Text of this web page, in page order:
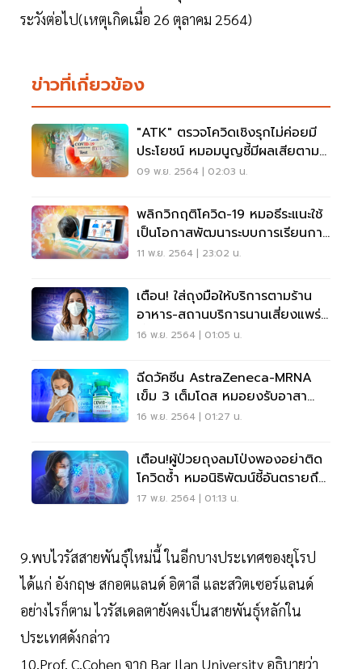
ระวังต่อไป(เหตุเกิดเมื่อ 26 ตุลาคม 2564)
ข่าวที่เกี่ยวข้อง
"ATK" ตรวจโควิดเชิงรุกไม่ค่อยมี
ประโยชน์ หมอมนูญชี้มีผลเสียตาม
มามากกว่า
09 พ.ย. 2564 | 02:03 น.
พลิกวิกฤติโควิด-19 หมอธีระแนะใช้
เป็นโอกาสพัฒนาระบบการเรียนการ
สอน
11 พ.ย. 2564 | 23:02 น.
เตือน! ใส่ถุงมือให้บริการตามร้าน
อาหาร-สถานบริการนานเสี่ยงแพร่
เชื้อโควิด
16 พ.ย. 2564 | 01:05 น.
ฉีดวัคซีน AstraZeneca-MRNA
เข็ม 3 เต็มโดส หมอยงรับอาสา
สมัครที่ฉีดแบบไขว้
16 พ.ย. 2564 | 01:27 น.
เตือน!ผู้ป่วยถุงลมโป่งพองอย่าติด
โควิดซ้ำ หมอนิธิพัฒน์ชี้อันตรายถึง
ชีวิต
17 พ.ย. 2564 | 01:13 น.
9.พบไวรัสสายพันธุ์ใหม่นี้ ในอีกบางประเทศของยุโรป
ได้แก่ อังกฤษ สกอตแลนด์ อิตาลี และสวิตเซอร์แลนด์
อย่างไรก็ตาม ไวรัสเดลตายังคงเป็นสายพันธุ์หลักใน
ประเทศดังกล่าว
10.Prof. C.Cohen จาก Bar Ilan University อธิบายว่า